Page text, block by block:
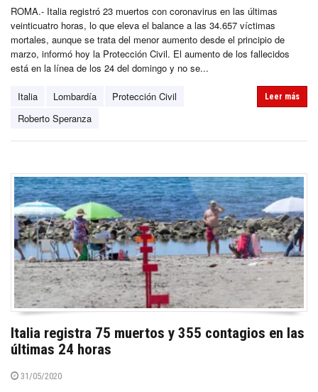
ROMA.- Italia registró 23 muertos con coronavirus en las últimas
veinticuatro horas, lo que eleva el balance a las 34.657 víctimas
mortales, aunque se trata del menor aumento desde el principio de
marzo, informó hoy la Protección Civil. El aumento de los fallecidos
está en la línea de los 24 del domingo y no se...
Italia Lombardía
Protección Civil
Roberto Speranza
Leer más
Italia registra 75 muertos y 355 contagios en las
últimas 24 horas
31/05/2020